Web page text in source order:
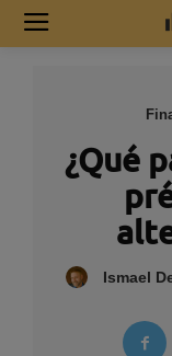
¿Qué
Ismael